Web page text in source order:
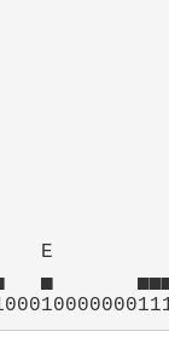
E
▄